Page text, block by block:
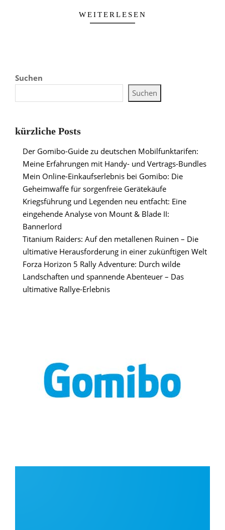
WEITERLESEN
Suchen
Suchen
kürzliche Posts
Der Gomibo-Guide zu deutschen Mobilfunktarifen:
Meine Erfahrungen mit Handy- und Vertrags-Bundles
Mein Online-Einkaufserlebnis bei Gomibo: Die
Geheimwaffe für sorgenfreie Gerätekäufe
Kriegsführung und Legenden neu entfacht: Eine
eingehende Analyse von Mount & Blade II:
Bannerlord
Titanium Raiders: Auf den metallenen Ruinen – Die
ultimative Herausforderung in einer zukünftigen Welt
Forza Horizon 5 Rally Adventure: Durch wilde
Landschaften und spannende Abenteuer – Das
ultimative Rallye-Erlebnis